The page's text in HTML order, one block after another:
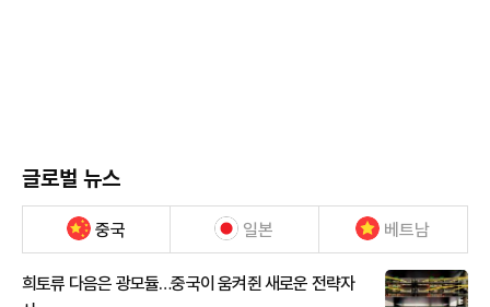
글로벌 뉴스
중국 일본 베트남
희토류 다음은 광모듈…중국이 움켜쥔 새로운 전략자